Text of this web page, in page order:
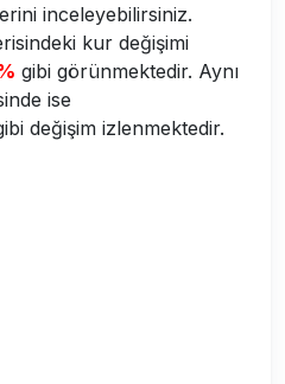
inceleyebilirsiniz.
kur değişimi
gibi görünmektedir. Aynı
ise
değişim izlenmektedir.